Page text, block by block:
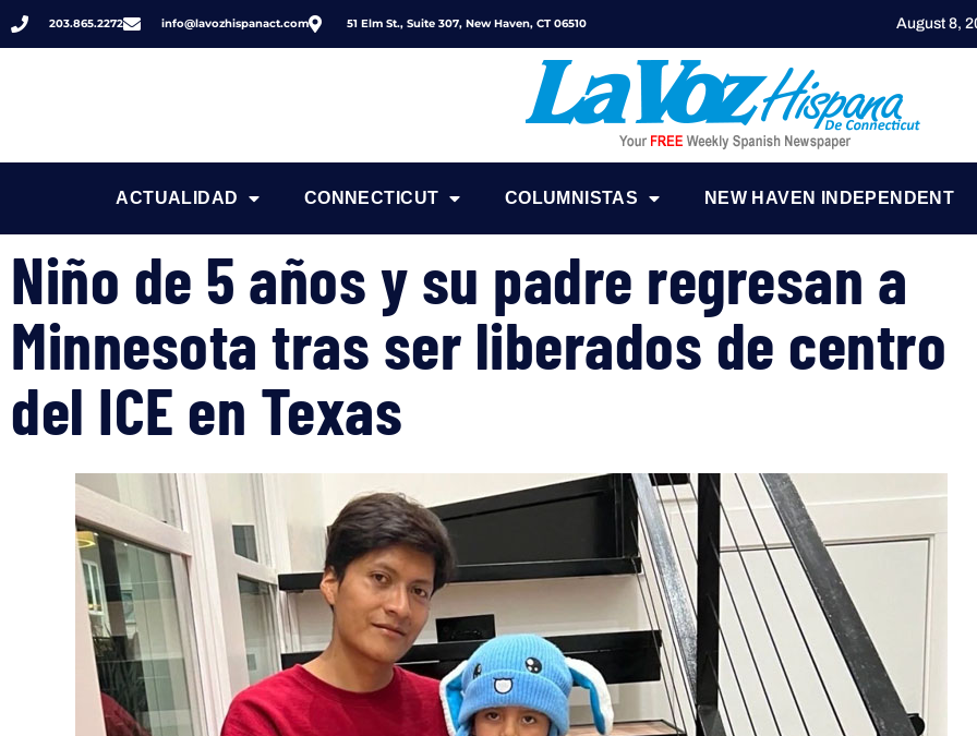
203.865.2272 info@lavozhispanact.com 51 Elm St., Suite 307, New Haven, CT 06510 August 8,
ACTUALIDAD CONNECTICUT COLUMNISTAS NEW HAVEN INDEPENDENT
Niño de 5 años y su padre regresan a
Minnesota tras ser liberados de centro
del ICE en Texas